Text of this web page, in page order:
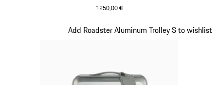
1250,00 €
Add Roadster Aluminum Trolley S to wishlist